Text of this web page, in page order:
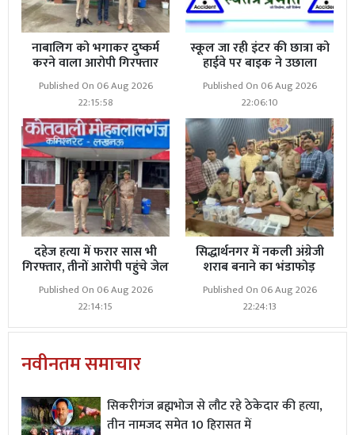
नाबालिग को भगाकर दुष्कर्म
करने वाला आरोपी गिरफ्तार
Published On 06 Aug 2026
22:15:58
स्कूल जा रही इंटर की छात्रा को
हाईवे पर बाइक ने उछाला
Published On 06 Aug 2026
22:06:10
दहेज हत्या में फरार सास भी
गिरफ्तार, तीनों आरोपी पहुंचे जेल
Published On 06 Aug 2026
22:14:15
सिद्धार्थनगर में नकली अंग्रेजी
शराब बनाने का भंडाफोड़
Published On 06 Aug 2026
22:24:13
नवीनतम समाचार
सिकरीगंज ब्रह्मभोज से लौट रहे ठेकेदार की हत्या,
तीन नामजद समेत 10 हिरासत में